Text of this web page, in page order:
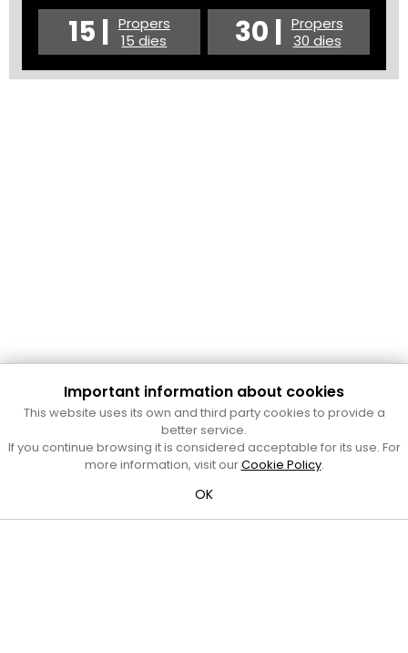
15 | Propers
15 dies
30 | Propers
30 dies
Cultura Mataró
Ajuntament de Mataró
C. de Sant Josep, 9 (Mataró, 08302)
Horari d'obertura: dilluns, dimecres i divendres de 10 a 13 h.
al telèfon al 93 758 23 61
Bústia ciutadana
Important information about cookies
This website uses its own and third party cookies to provide a
better service.
If you continue browsing it is considered acceptable for its use. For
more information, visit ourCookie Policy.
OK